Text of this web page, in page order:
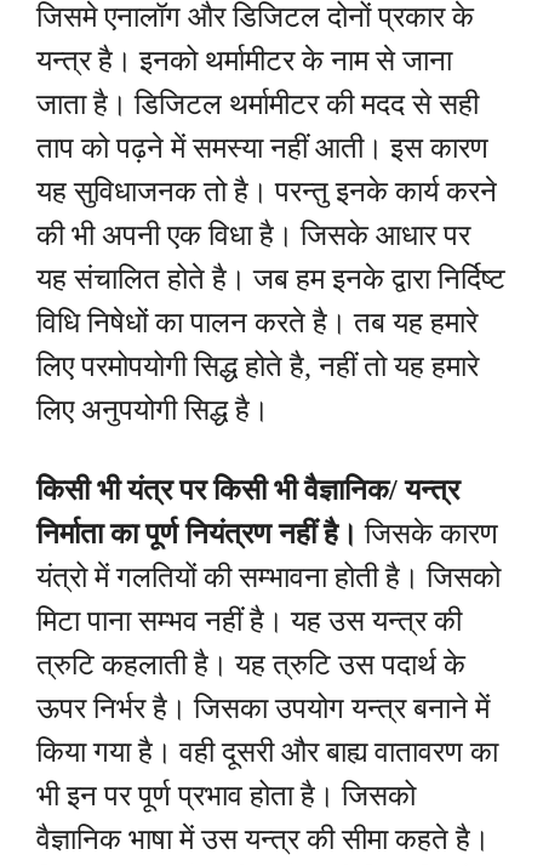
जिसमेएनालॉग और डिजिटल दोनों प्रकार के
यन्त्र है। इनको थर्मामीटर के नाम से जाना
जाता है। डिजिटल थर्मामीटर की मदद से सही
ताप को पढ़ने में समस्या नहीं आती। इस कारण
यह सुविधाजनक तो है। परन्तु इनके कार्य करने
की भी अपनी एक विधा है। जिसके आधार पर
यह संचालित होते है। जब हम इनके द्वारा निर्दिष्ट
विधि निषेधों का पालन करते है। तब यह हमारे
लिए परमोपयोगी सिद्ध होते है, नहीं तो यह हमारे
लिए अनुपयोगी सिद्ध है।
किसी भी यंत्र पर किसी भी वैज्ञानिक/ यन्त्र
निर्माता का पूर्ण नियंत्रण नहीं है। जिसके कारण
यंत्रो में गलतियों की सम्भावना होती है। जिसको
मिटा पाना सम्भव नहीं है। यह उस यन्त्र की
त्रुटि कहलाती है। यह त्रुटि उस पदार्थ के
ऊपर निर्भर है। जिसका उपयोग यन्त्र बनाने में
किया गया है। वही दूसरी और बाह्य वातावरण का
भी इन पर पूर्ण प्रभाव होता है। जिसको
वैज्ञानिक भाषा में उस यन्त्र की सीमा कहते है।